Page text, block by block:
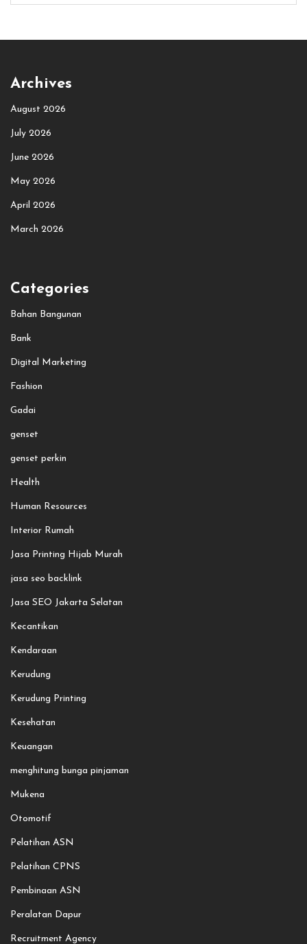
Archives
August 2026
July 2026
June 2026
May 2026
April 2026
March 2026
Categories
Bahan Bangunan
Bank
Digital Marketing
Fashion
Gadai
genset
genset perkin
Health
Human Resources
Interior Rumah
Jasa Printing Hijab Murah
jasa seo backlink
Jasa SEO Jakarta Selatan
Kecantikan
Kendaraan
Kerudung
Kerudung Printing
Kesehatan
Keuangan
menghitung bunga pinjaman
Mukena
Otomotif
Pelatihan ASN
Pelatihan CPNS
Pembinaan ASN
Peralatan Dapur
Recruitment Agency